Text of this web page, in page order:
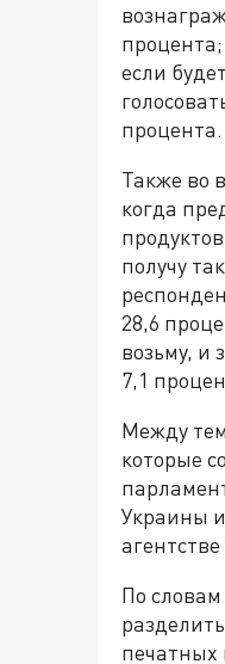
если
процента.
Также во
когда
получу
28,6
возьму, и
7,1
Между
которые
Украины
По